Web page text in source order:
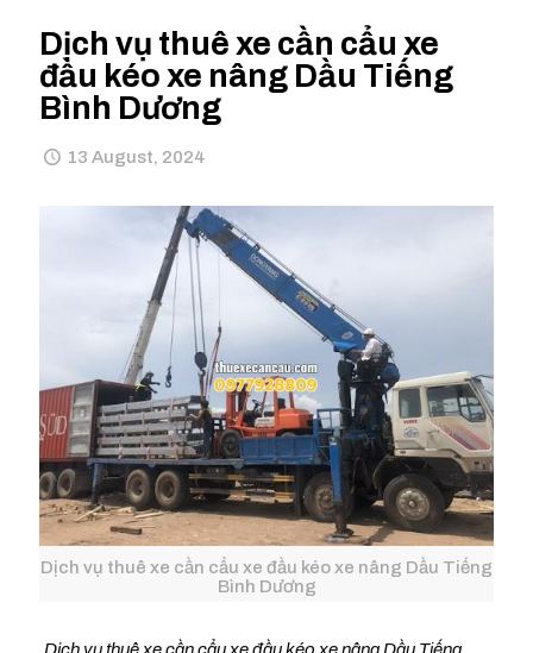
Dịch vụ thuê xe cần cẩu xe
đầu kéo xe nâng Dầu Tiếng
Bình Dương
13 August, 2024
Dịch vụ thuê xe cần cẩu xe đầu kéo xe nâng Dầu Tiếng
Bình Dương